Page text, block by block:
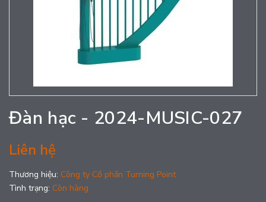
Đàn hạc - 2024-MUSIC-027
Liên hệ
Thương hiệu: Công ty Cổ phần Turning Point
Tình trạng: Còn hàng